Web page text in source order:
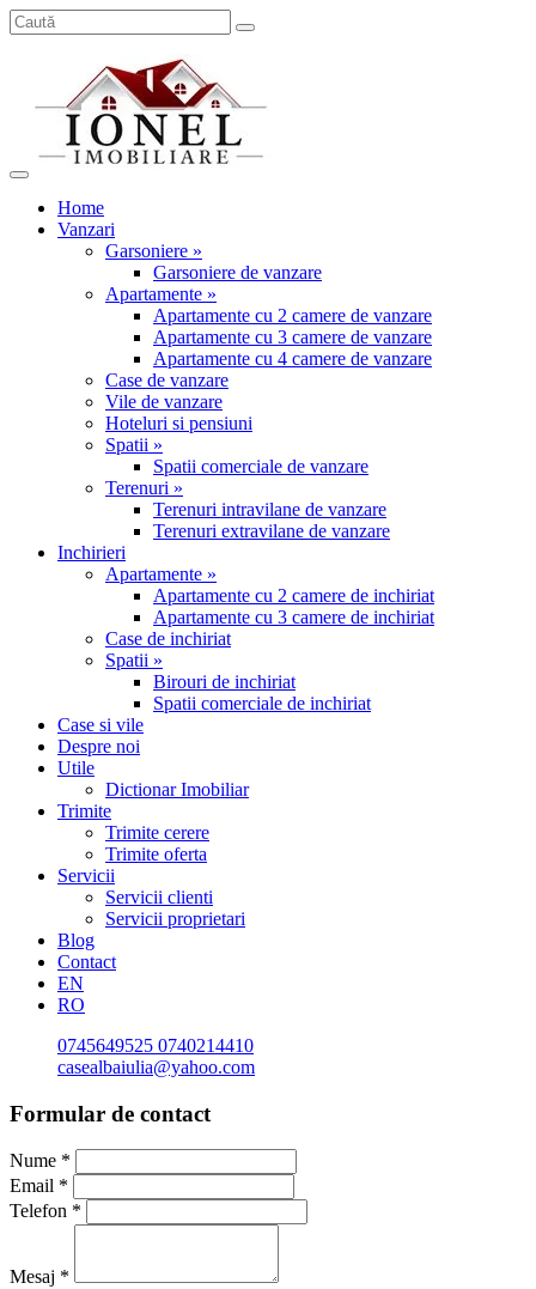
Home
Vanzari
Garsoniere »
Garsoniere de vanzare
Apartamente »
Apartamente cu 2 camere de vanzare
Apartamente cu 3 camere de vanzare
Apartamente cu 4 camere de vanzare
Case de vanzare
Vile de vanzare
Hoteluri si pensiuni
Spatii »
Spatii comerciale de vanzare
Terenuri »
Terenuri intravilane de vanzare
Terenuri extravilane de vanzare
Inchirieri
Apartamente »
Apartamente cu 2 camere de inchiriat
Apartamente cu 3 camere de inchiriat
Case de inchiriat
Spatii »
Birouri de inchiriat
Spatii comerciale de inchiriat
Case si vile
Despre noi
Utile
Dictionar Imobiliar
Trimite
Trimite cerere
Trimite oferta
Servicii
Servicii clienti
Servicii proprietari
Blog
Contact
EN
RO
0745649525 0740214410
casealbaiulia@yahoo.com
Formular de contact
Nume *
Email *
Telefon *
Mesaj *